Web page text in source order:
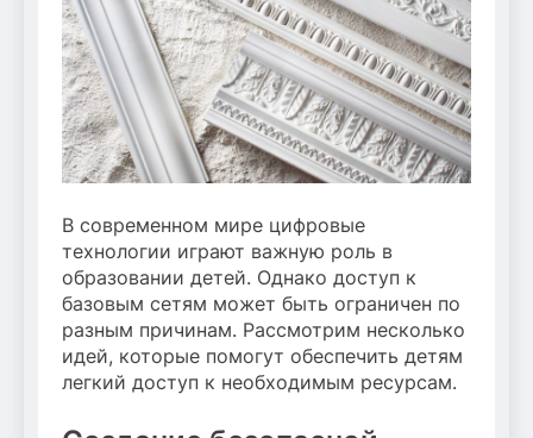
В современном мире цифровые
технологии играют важную роль в
образовании детей. Однако доступ к
базовым сетям может быть ограничен по
разным причинам. Рассмотрим несколько
идей, которые помогут обеспечить детям
легкий доступ к необходимым ресурсам.